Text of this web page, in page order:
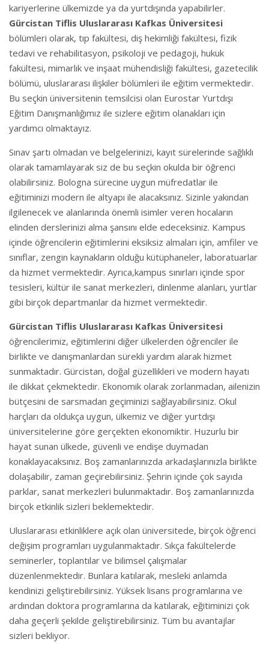
kariyerlerine ülkemizde ya da yurtdışında yapabilirler.
Gürcistan Tiflis Uluslararası Kafkas Üniversitesi
bölümleri olarak, tıp fakültesi, diş hekimliği fakültesi, fizik
tedavi ve rehabilitasyon, psikoloji ve pedagoji, hukuk
fakültesi, mimarlık ve inşaat mühendisliği fakültesi, gazetecilik
bölümü, uluslararası ilişkiler bölümleri ile eğitim vermektedir.
Bu seçkin üniversitenin temsilcisi olan Eurostar Yurtdışı
Eğitim Danışmanlığımız ile sizlere eğitim olanakları için
yardımcı olmaktayız.
Sınav şartı olmadan ve belgelerinizi, kayıt sürelerinde sağlıklı
olarak tamamlayarak siz de bu seçkin okulda bir öğrenci
olabilirsiniz. Bologna sürecine uygun müfredatlar ile
eğitiminizi modern ile altyapı ile alacaksınız. Sizinle yakından
ilgilenecek ve alanlarında önemli isimler veren hocaların
elinden derslerinizi alma şansını elde edeceksiniz. Kampus
içinde öğrencilerin eğitimlerini eksiksiz almaları için, amfiler ve
sınıflar, zengin kaynakların olduğu kütüphaneler, laboratuarlar
da hizmet vermektedir. Ayrıca,kampus sınırları içinde spor
tesisleri, kültür ile sanat merkezleri, dinlenme alanları, yurtlar
gibi birçok departmanlar da hizmet vermektedir.
Gürcistan Tiflis Uluslararası Kafkas Üniversitesi
öğrencilerimiz, eğitimlerini diğer ülkelerden öğrenciler ile
birlikte ve danışmanlardan sürekli yardım alarak hizmet
sunmaktadır. Gürcistan, doğal güzellikleri ve modern hayatı
ile dikkat çekmektedir. Ekonomik olarak zorlanmadan, ailenizin
bütçesini de sarsmadan geçiminizi sağlayabilirsiniz. Okul
harçları da oldukça uygun, ülkemiz ve diğer yurtdışı
üniversitelerine göre gerçekten ekonomiktir. Huzurlu bir
hayat sunan ülkede, güvenli ve endişe duymadan
konaklayacaksınız. Boş zamanlarınızda arkadaşlarınızla birlikte
dolaşabilir, zaman geçirebilirsiniz. Şehrin içinde çok sayıda
parklar, sanat merkezleri bulunmaktadır. Boş zamanlarınızda
birçok etkinlik sizleri beklemektedir.
Uluslararası etkinliklere açık olan üniversitede, birçok öğrenci
değişim programları uygulanmaktadır. Sıkça fakültelerde
seminerler, toplantılar ve bilimsel çalışmalar
düzenlenmektedir. Bunlara katılarak, mesleki anlamda
kendinizi geliştirebilirsiniz. Yüksek lisans programlarına ve
ardından doktora programlarına da katılarak, eğitiminizi çok
daha geçerli şekilde geliştirebilirsiniz. Tüm bu avantajlar
sizleri bekliyor.